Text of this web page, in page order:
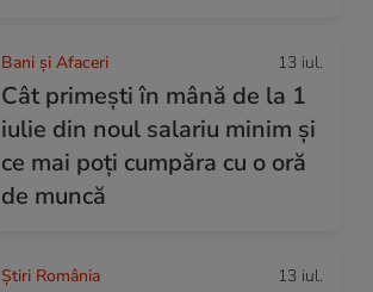
Bani și Afaceri 13 iul.
Cât primești în mână de la 1
iulie din noul salariu minim și
ce mai poți cumpăra cu o oră
de muncă
Știri România 13 iul.